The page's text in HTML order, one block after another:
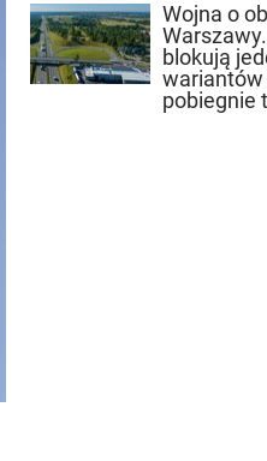
Wojna o
blokują
pobiegnie